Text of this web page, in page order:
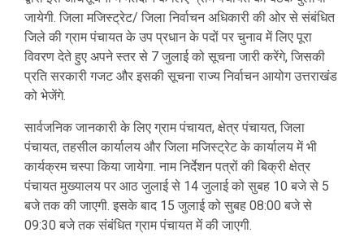
जायेगी. जिला मजिस्ट्रेट/ जिला निर्वाचन अधिकारी की ओर से संबंधित
जिले की ग्राम पंचायत के उप प्रधान के पदों पर चुनाव में लिए पूरा
विवरण देते हुए अपने स्तर से 7 जुलाई को सूचना जारी करेंगे, जिसकी
प्रति सरकारी गजट और इसकी सूचना राज्य निर्वाचन आयोग उत्तराखंड
को भेजेंगे.
सार्वजनिक जानकारी के लिए ग्राम पंचायत, क्षेत्र पंचायत, जिला
पंचायत, तहसील कार्यालय और जिला मजिस्ट्रेट के कार्यालय में भी
कार्यक्रम चस्पा किया जायेगा. नाम निर्देशन पत्रों की बिक्री क्षेत्र
पंचायत मुख्यालय पर आठ जुलाई से 14 जुलाई को सुबह 10 बजे से 5
बजे तक की जाएगी. इसके बाद 15 जुलाई को सुबह 08:00 बजे से
09:30 बजे तक संबंधित ग्राम पंचायत में की जाएगी.